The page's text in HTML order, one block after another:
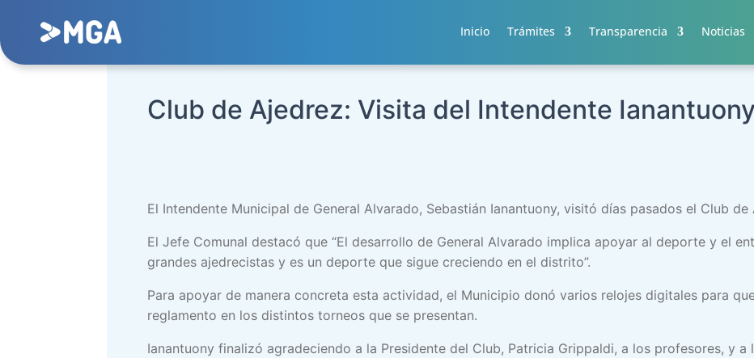
Inicio Trámites Transparencia Noticias
Club de Ajedrez: Visita del Intendente Ianantuony
El Intendente Municipal de General Alvarado, Sebastián Ianantuony, visitó días pasados el Club de
El Jefe Comunal destacó que “El desarrollo de General Alvarado implica apoyar al deporte y el
grandes ajedrecistas y es un deporte que sigue creciendo en el distrito”.
Para apoyar de manera concreta esta actividad, el Municipio donó varios relojes digitales para
reglamento en los distintos torneos que se presentan.
Ianantuony finalizó agradeciendo a la Presidente del Club, Patricia Grippaldi, a los profesores, y a